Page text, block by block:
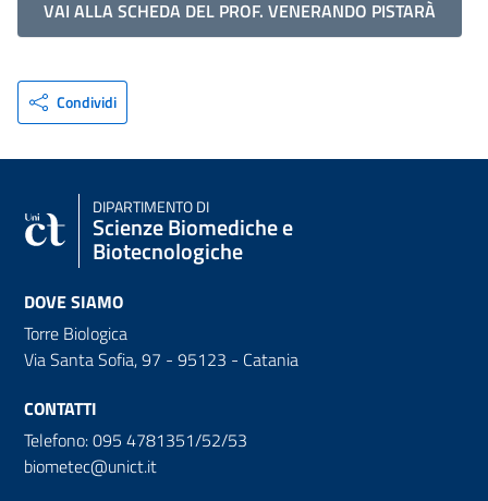
VAI ALLA SCHEDA DEL PROF. VENERANDO PISTARÀ
Condividi
DIPARTIMENTO DI
Scienze Biomediche e
Biotecnologiche
DOVE SIAMO
Torre Biologica
Via Santa Sofia, 97 - 95123 - Catania
CONTATTI
Telefono: 095 4781351/52/53
biometec@unict.it